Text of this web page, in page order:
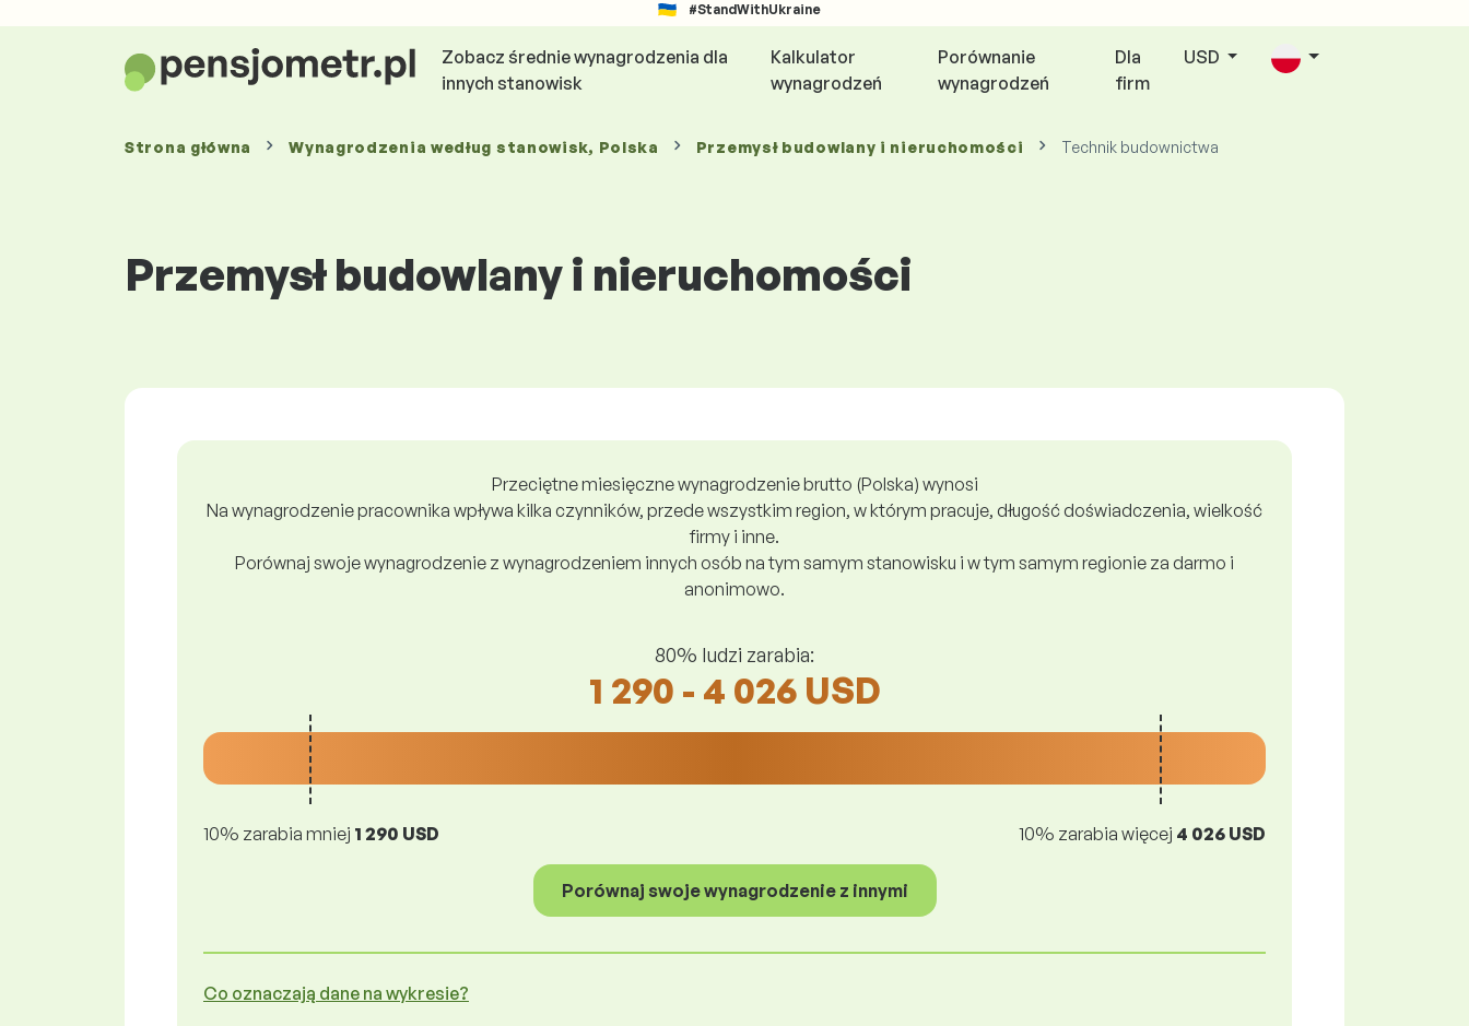
#StandWithUkraine
Zobacz średnie wynagrodzenia dla
innych stanowisk
Kalkulator
wynagrodzeń
Porównanie
wynagrodzeń
Dla
firm
USD
Strona główna Wynagrodzenia według stanowisk, Polska Przemysł budowlany i nieruchomości Technik budownictwa
Przemysł budowlany i nieruchomości
Przeciętne miesięczne wynagrodzenie brutto (Polska) wynosi
Na wynagrodzenie pracownika wpływa kilka czynników, przede wszystkim region, w którym pracuje, długość doświadczenia, wielkość
firmy i inne.
Porównaj swoje wynagrodzenie z wynagrodzeniem innych osób na tym samym stanowisku i w tym samym regionie za darmo i
anonimowo.
80% ludzi zarabia:
1 290 - 4 026 USD
10% zarabia mniej 1 290 USD 10% zarabia więcej 4 026 USD
Porównaj swoje wynagrodzenie z innymi
Co oznaczają dane na wykresie?